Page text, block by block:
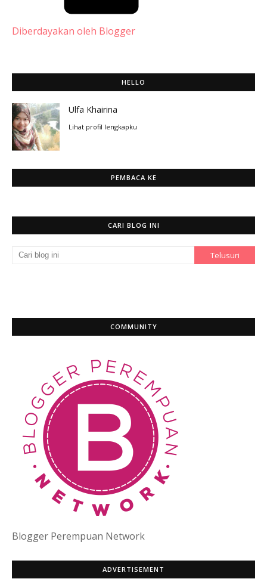
Diberdayakan oleh Blogger
HELLO
Ulfa Khairina
Lihat profil lengkapku
PEMBACA KE
CARI BLOG INI
COMMUNITY
Blogger Perempuan Network
ADVERTISEMENT